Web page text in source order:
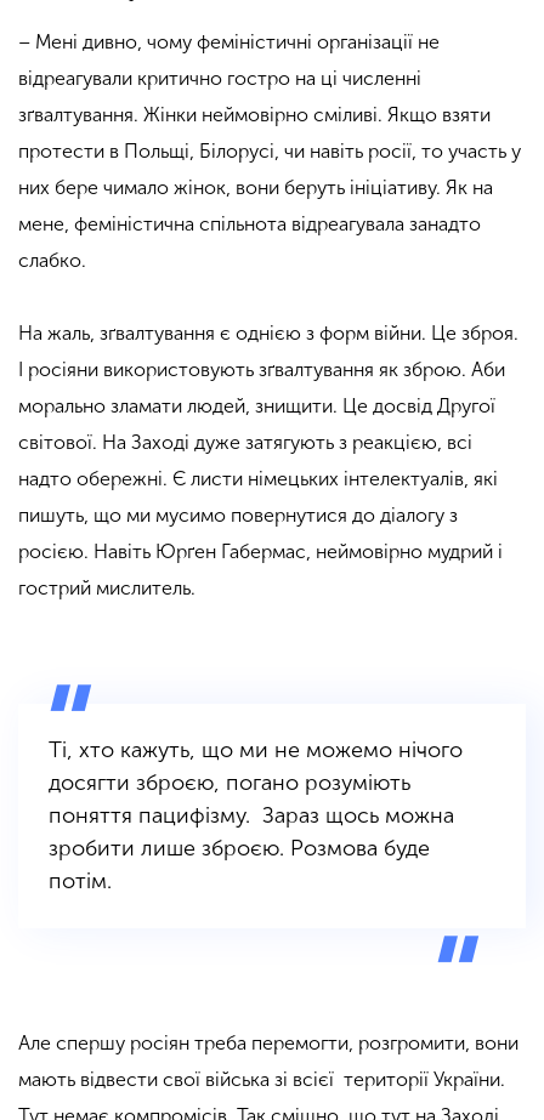
– Мені дивно, чому феміністичні організації не
відреагували критично гостро на ці численні
зґвалтування. Жінки неймовірно сміливі. Якщо взяти
протести в Польщі, Білорусі, чи навіть росії, то участь у
них бере чимало жінок, вони беруть ініціативу. Як на
мене, феміністична спільнота відреагувала занадто
слабко.
На жаль, зґвалтування є однією з форм війни. Це зброя.
І росіяни використовують зґвалтування як зброю. Аби
морально зламати людей, знищити. Це досвід Другої
світової. На Заході дуже затягують з реакцією, всі
надто обережні. Є листи німецьких інтелектуалів, які
пишуть, що ми мусимо повернутися до діалогу з
росією. Навіть Юрґен Габермас, неймовірно мудрий і
гострий мислитель.
Ті, хто кажуть, що ми не можемо нічого
досягти зброєю, погано розуміють
поняття пацифізму. Зараз щось можна
зробити лише зброєю. Розмова буде
потім.
Але спершу росіян треба перемогти, розгромити, вони
мають відвести свої війська зі всієї території України.